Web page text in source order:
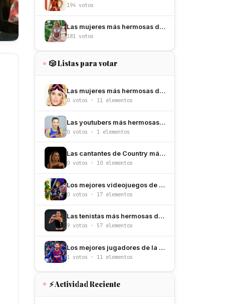
194 votos
Las mujeres más hermosas de Argentina
181 votos
🎲 Listas para votar
Las mujeres más hermosas de Noruega
0 votos · 11 elementos
Las youtubers más hermosas de Estados Unidos
0 votos · 1 elementos
Las cantantes de Country más hermosas del mundo
0 votos · 10 elementos
Los mejores videojuegos de todos los tiempos
0 votos · 17 elementos
Las tenistas más hermosas del mundo
9 votos · 57 elementos
Los mejores jugadores de la historia de Barcelona
1 votos · 11 elementos
⚡ Actividad Reciente